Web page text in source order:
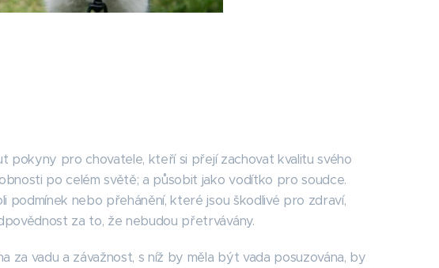
pro chovatele, kteří si přejí zachovat kvalitu svého
po celém světě; a působit jako vodítko pro soudce.
podmínek nebo přehánění, které jsou škodlivé pro zdraví,
za to, že nebudou přetrvávány.
za vadu a závažnost, s níž by měla být vada posuzována, by